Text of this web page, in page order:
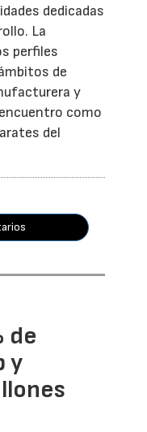
dedicadas
La
perfiles
de
y
como
del
de
y